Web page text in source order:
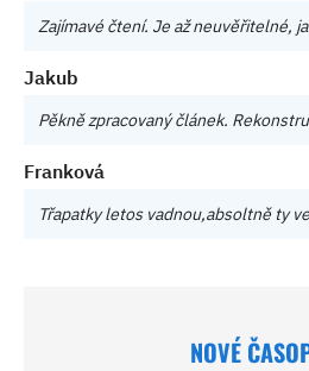
Zajímavé čtení. Je až neuvěřitelné,
Jakub
Pěkně zpracovaný článek.
Franková
Třapatky letos vadnou,absoltně ty
NOVÉ